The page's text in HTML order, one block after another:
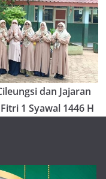
dan Jajaran
1 Syawal 1446 H